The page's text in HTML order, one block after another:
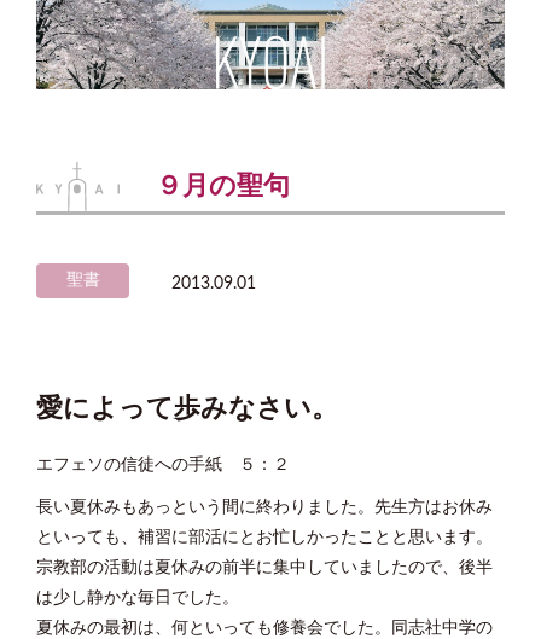
９月の聖句
聖書 2013.09.01
愛によって歩みなさい。
エフェソの信徒への手紙 ５：２
長い夏休みもあっという間に終わりました。先生方はお休み
といっても、補習に部活にとお忙しかったことと思います。
宗教部の活動は夏休みの前半に集中していましたので、後半
は少し静かな毎日でした。
夏休みの最初は、何といっても修養会でした。同志社中学の